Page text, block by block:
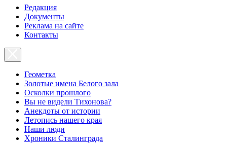
Редакция
Документы
Реклама на сайте
Контакты
Геометка
Золотые имена Белого зала
Осколки прошлого
Вы не видели Тихонова?
Анекдоты от истории
Летопись нашего края
Наши люди
Хроники Сталинграда